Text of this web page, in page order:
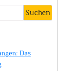
Suchen
Das